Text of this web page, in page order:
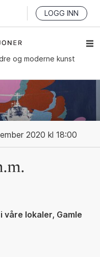
LOGG INN
og moderne kunst
2020 kl 18:00
våre lokaler, Gamle